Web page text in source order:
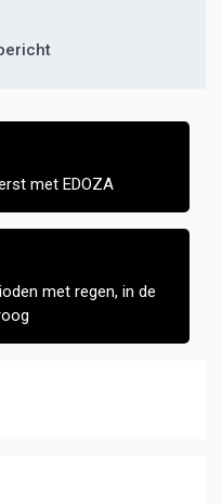
met EDOZA
met regen, in de